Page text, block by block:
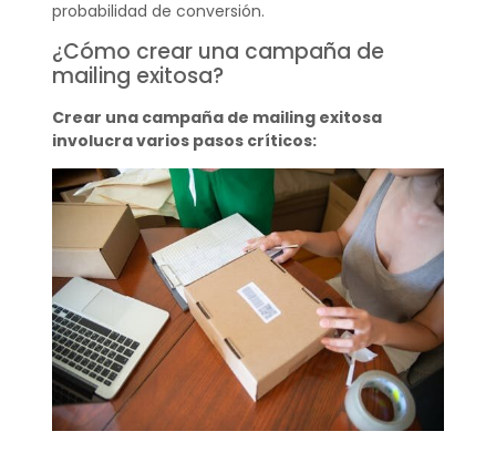
probabilidad de conversión.
¿Cómo crear una campaña de
mailing exitosa?
Crear una campaña de mailing exitosa
involucra varios pasos críticos: